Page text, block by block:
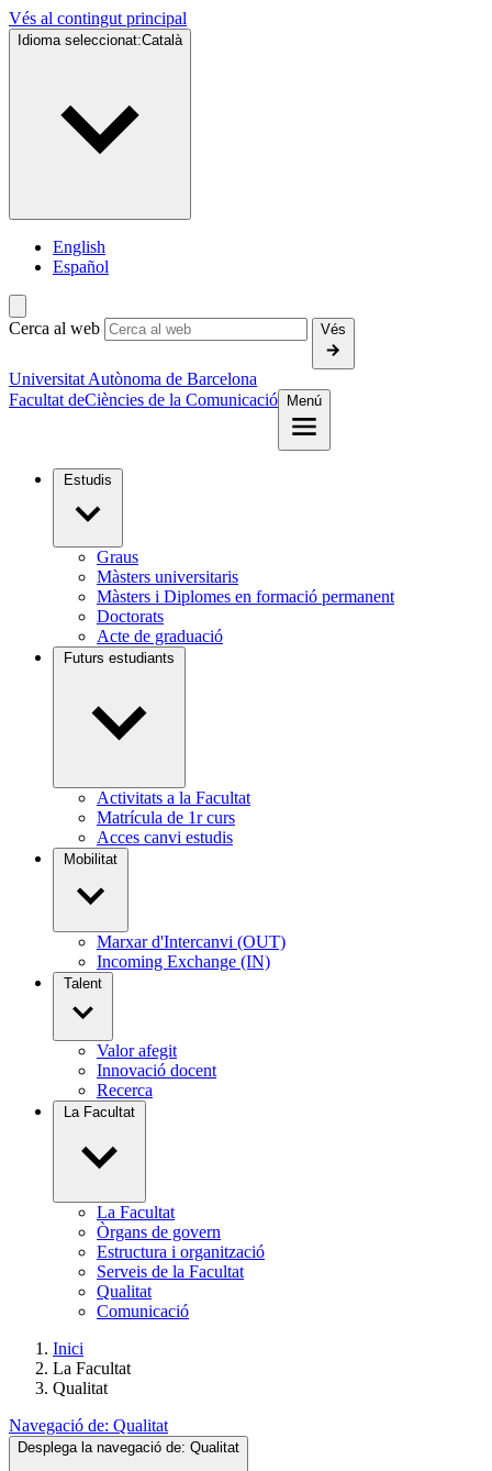
Vés al contingut principal
Idioma seleccionat:Català
English
Español
Cerca al web Vés
Universitat Autònoma de Barcelona
Facultat deCiències de la Comunicació Menú
Estudis
Graus
Màsters universitaris
Màsters i Diplomes en formació permanent
Doctorats
Acte de graduació
Futurs estudiants
Activitats a la Facultat
Matrícula de 1r curs
Acces canvi estudis
Mobilitat
Marxar d'Intercanvi (OUT)
Incoming Exchange (IN)
Talent
Valor afegit
Innovació docent
Recerca
La Facultat
La Facultat
Òrgans de govern
Estructura i organització
Serveis de la Facultat
Qualitat
Comunicació
Inici
La Facultat
Qualitat
Navegació de: Qualitat
Desplega la navegació de: Qualitat